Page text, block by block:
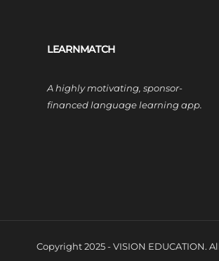
LEARNMATCH
A highly motivating, sponsor-
financed language learning app.
Copyright 2025 - VISION EDUCATION.